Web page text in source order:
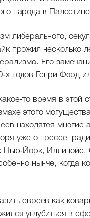
народа в
либерального,
прожил несколько
Его
годов Генри Форд
время в
этого
находятся многие
уже о прессе,
Нью‑Йорк, Иллинойс,
нынче, когда
евреев как
углубиться в